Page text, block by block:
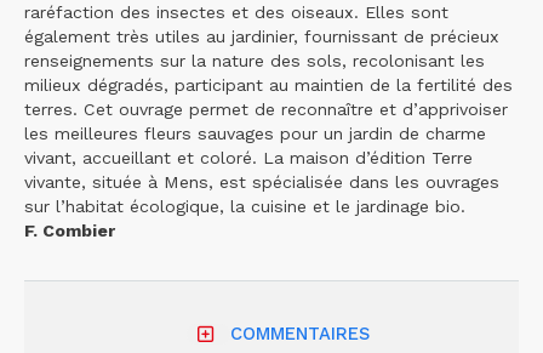
raréfaction des insectes et des oiseaux. Elles sont
également très utiles au jardinier, fournissant de précieux
renseignements sur la nature des sols, recolonisant les
milieux dégradés, participant au maintien de la fertilité des
terres. Cet ouvrage permet de reconnaître et d’apprivoiser
les meilleures fleurs sauvages pour un jardin de charme
vivant, accueillant et coloré. La maison d’édition Terre
vivante, située à Mens, est spécialisée dans les ouvrages
sur l’habitat écologique, la cuisine et le jardinage bio.
F. Combier
COMMENTAIRES